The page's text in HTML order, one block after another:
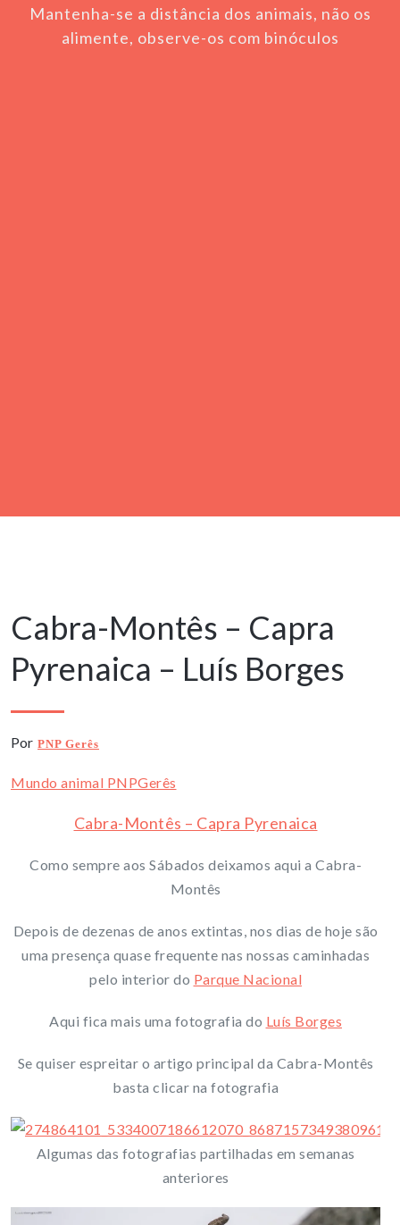
Mantenha-se a distância dos animais, não os
alimente, observe-os com binóculos
Cabra-Montês – Capra
Pyrenaica – Luís Borges
Por PNP Gerês
Mundo animal PNPGerês
Cabra-Montês – Capra Pyrenaica
Como sempre aos Sábados deixamos aqui a Cabra-
Montês
Depois de dezenas de anos extintas, nos dias de hoje são
uma presença quase frequente nas nossas caminhadas
pelo interior do Parque Nacional
Aqui fica mais uma fotografia do Luís Borges
Se quiser espreitar o artigo principal da Cabra-Montês
basta clicar na fotografia
Algumas das fotografias partilhadas em semanas
anteriores